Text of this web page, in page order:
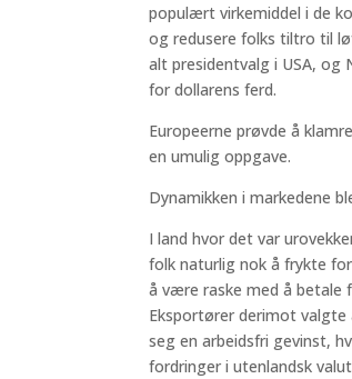
populært virkemiddel i de
og redusere folks tiltro til
alt presidentvalg i USA, og
for dollarens ferd.
Europeerne prøvde å
en umulig oppgave.
Dynamikken i markedene
I land hvor det var
folk naturlig nok å frykte
å være raske med å betale
Eksportører derimot valgte
seg en arbeidsfri gevinst,
fordringer i utenlandsk